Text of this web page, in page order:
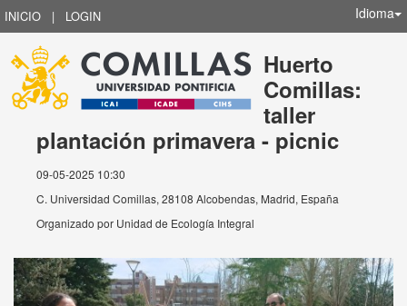
INICIO | LOGIN Idioma
Huerto
Comillas:
taller
plantación primavera - picnic
09-05-2025 10:30
C. Universidad Comillas, 28108 Alcobendas, Madrid, España
Organizado por Unidad de Ecología Integral